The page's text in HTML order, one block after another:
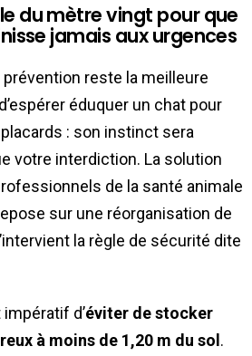
du mètre vingt pour que
jamais aux urgences
prévention reste la meilleure
éduquer un chat pour
placards : son instinct sera
votre interdiction. La solution
de la santé animale
sur une réorganisation de
la règle de sécurité dite
d’éviter de stocker
à moins de 1,20 m du sol.